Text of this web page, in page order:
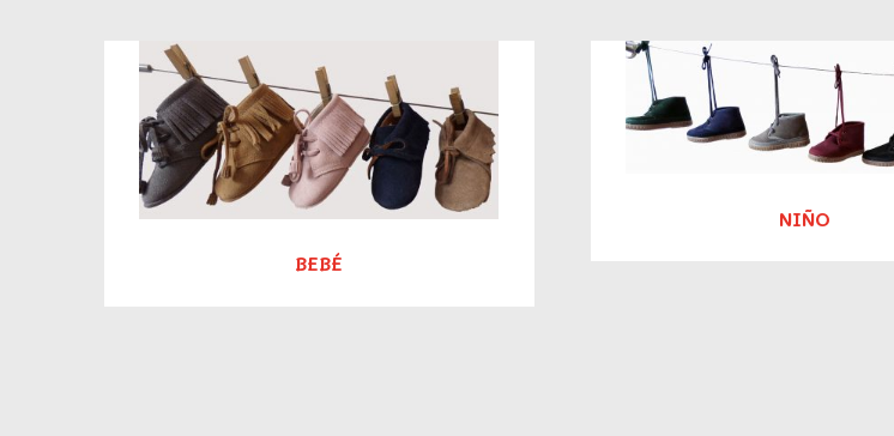
BEBÉ
NIÑO